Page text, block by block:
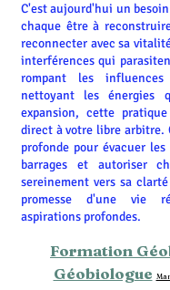
C'est aujourd'hui un
chaque être à
reconnecter avec sa
interférences qui
rompant les
nettoyant les énergies
expansion, cette
direct à votre libre arbitre.
profonde pour évacuer
barrages et autoriser
sereinement vers sa
promesse d'une vie
aspirations profondes.
Formation
Géobiologue